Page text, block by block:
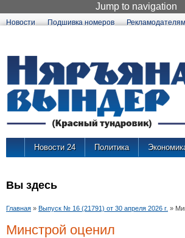
Jump to navigation
Новости Подшивка номеров Рекламодателям
Новости 24 Политика
Вы здесь
Главная » Выпуск № 16 (21791) от 30 апреля 2026 г. »
Минстрой оценил